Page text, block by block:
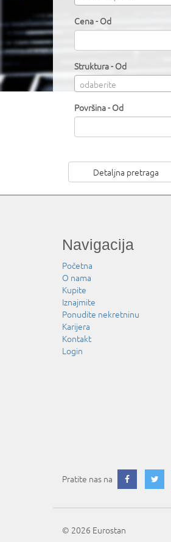
Cena - Od
Struktura - Od
odaberite
Površina - Od
Detaljna pretraga
Navigacija
Početna
O nama
Kupite
Iznajmite
Ponudite nekretninu
Karijera
Kontakt
Login
Pratite nas na
© 2026 Eurostan